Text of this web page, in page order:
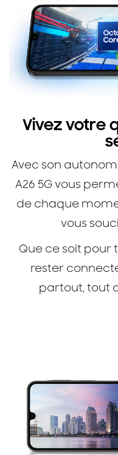
Vivez votre
Avec son
A26 5G vous
de chaque
vous
Que ce soit pour
rester
partout, tout